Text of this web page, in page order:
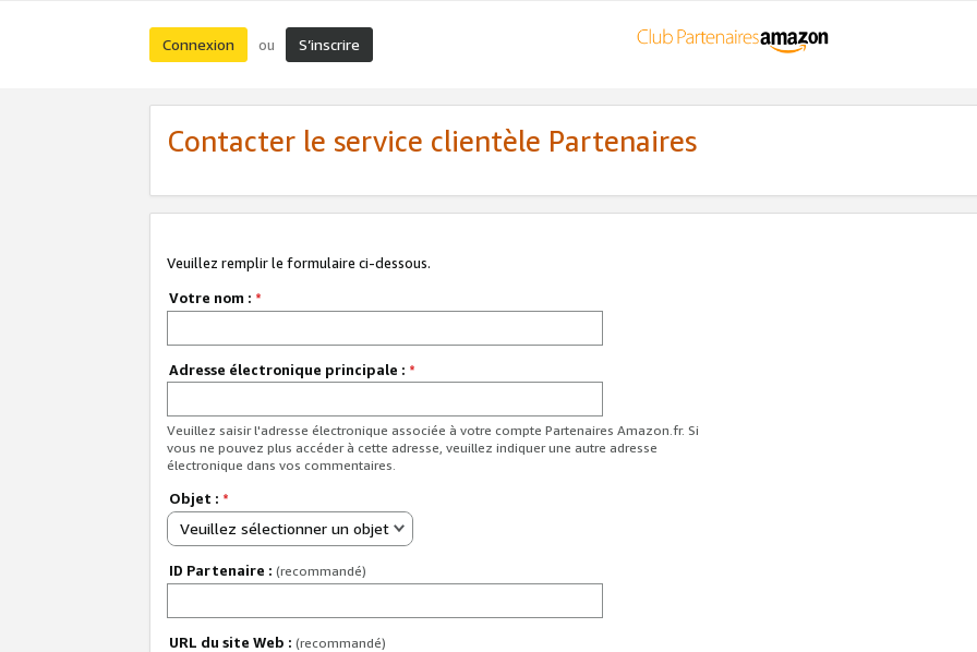
Connexion ou S’inscrire
Contacter le service clientèle Partenaires
Veuillez remplir le formulaire ci-dessous.
Votre nom : *
Adresse électronique principale : *
Veuillez saisir l'adresse électronique associée à votre compte Partenaires Amazon.fr. Si
vous ne pouvez plus accéder à cette adresse, veuillez indiquer une autre adresse
électronique dans vos commentaires.
Objet : *
Veuillez sélectionner un objet
ID Partenaire : (recommandé)
URL du site Web : (recommandé)